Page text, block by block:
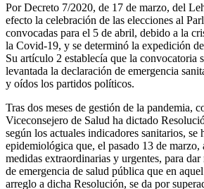
Por Decreto 7/2020, de 17 de marzo, del
efecto la celebración de las elecciones al
convocadas para el 5 de abril, debido a la
la Covid-19, y se determinó la expedición
Su artículo 2 establecía que la convocatoria
levantada la declaración de emergencia
y oídos los partidos políticos.
Tras dos meses de gestión de la pandemia,
Viceconsejero de Salud ha dictado
según los actuales indicadores sanitarios, se
epidemiológica que, el pasado 13 de marzo,
medidas extraordinarias y urgentes, para dar
de emergencia de salud pública que en
arreglo a dicha Resolución, se da por